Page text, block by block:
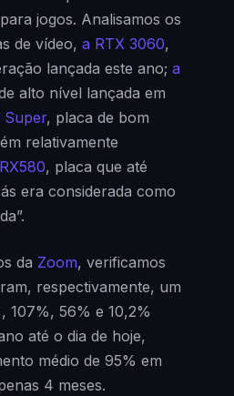
jogos. Analisamos os
de vídeo, a RTX 3060,
lançada este ano; a
alto nível lançada em
Super, placa de bom
relativamente
, placa que até
era considerada como
da Zoom, verificamos
respectivamente, um
107%, 56% e 10,2%
até o dia de hoje,
médio de 95% em
4 meses.